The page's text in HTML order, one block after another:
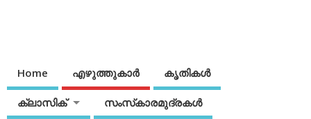
Home എഴുത്തുകാര്‍ കൃതികൾ
ക്ലാസിക് സംസ്‌കാരമുദ്രകള്‍